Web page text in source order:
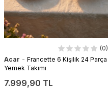
(0)
Acar - Francette 6 Kişilik 24 Parça
Yemek Takımı
7.999,90 TL